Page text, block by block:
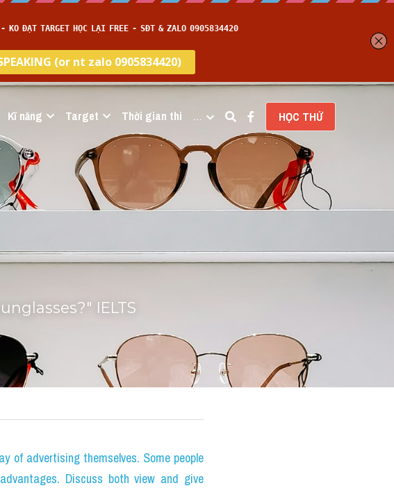
Kĩ năng Target Thời gian thi … HỌC THỬ
IELTS
of advertising themselves. Some people
Discuss both view and give